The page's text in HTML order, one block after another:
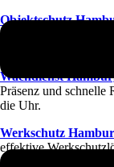
Objektschutz
Anlagen und
Wachdienst
Präsenz und schnelle
die Uhr.
Werkschutz
effektive
funktionieren und Ihre